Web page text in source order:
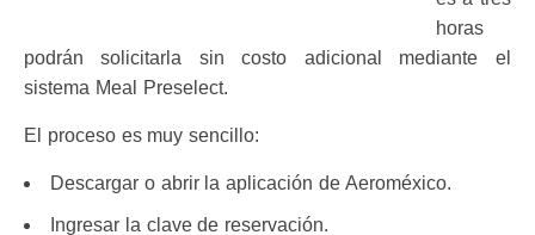
horas
podrán solicitarla sin costo adicional mediante el
sistema Meal Preselect.
El proceso es muy sencillo:
Descargar o abrir la aplicación de Aeroméxico.
Ingresar la clave de reservación.